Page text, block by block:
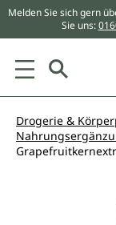
springen
Melden Sie sich gern
Sie uns:
Drogerie &
Bildergalerie